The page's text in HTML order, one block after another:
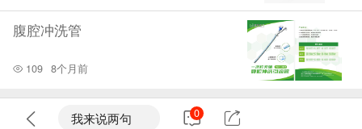
腹腔冲洗管
109 8个月前
我来说两句 0